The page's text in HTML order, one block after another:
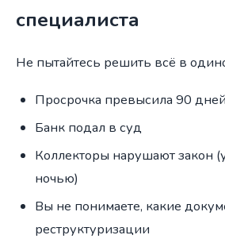
специалиста
Не пытайтесь решить всё в
Просрочка превысила 90 дней
Банк подал в суд
Коллекторы нарушают закон
ночью)
Вы не понимаете, какие
реструктуризации